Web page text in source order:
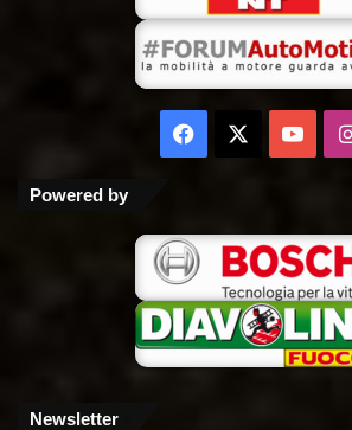
Facebook
You
Powered by
Newsletter